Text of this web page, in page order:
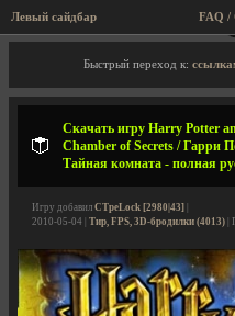
Левый сайдбар Описание
Быстрый переход к:
Скачать игру Harry Potter
Chamber of Secrets / Гарри
Тайная комната - полная
Игру добавил CTpeLock [2980|43]
2010-05-04 | Тир, FPS, 3D-бродилки (4013) |